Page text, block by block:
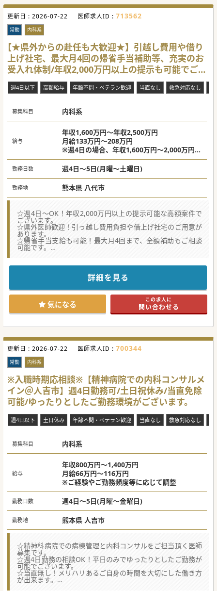
日本の医療が医療従事者の自己犠牲の上に成り立っている現
状や、医療のIT化、地域連携の課題を解決するため、「理想
の地域医療を創りつづける」ことをミッションとして掲げ、
在宅医療に着目しています。
2025年5月の段階で、一都三県に7拠点を展開しています
が、今後の展望として、2026年には5院以上の新規開院を予
定しており、組織拡大に伴う社内制度の強化も進めていま
す。
地域ごとに「核」となるクリニックを展開し、その地域の文
化やニーズに合った最適な医療・療養環境を提供すること
で、理想の地域医療のモデルケースを増やしていくことを目
指しています。
■ 在宅医療に対するやりがいや面白さ、そして未経験の医師
在宅医療は、患者さんの「生き方」や「旅立ち」に深く関わ
れる、非常に大きなやりがいを感じられる分野です。
病院では難しかった「最後にお風呂に入りたい」や「車椅子
でお散歩に行きたい」といった患者さんやご家族の切実な願
いを、多職種と連携しながら実現できる喜びがあります。
単なる診療行為を超え、誰かの人生の最終章に深く寄り添
い、患者さんにとっての「ベスト」を見極めて最適な医療を
コーディネートしていくことは、在宅医療だからこそ得られ
る貴重な経験です。
また、地域の事業者や施設との信頼関係を築くための営業活
動を通じて、ご紹介いただける患者さんの数が増えていくこ
とを実感できるのも大きな達成感に繋がります。
管理医師としての働き方は柔軟で、診療業務に加えて、スタ
ビジネス的な業務にも挑戦できるため、新しいキャリアを築
いていくことが可能です。
実際にこれらの業務を未経験で入職した管理医師は「同年
代・同じ立場の医師と比較して、よりハイレベルなマネジメ
ントができるようになる」という目標を意識しチャレンジし
たことで、成長を実感されています。
訪問診療の経験がない方もご安心ください。
業務に慣れていただけるよう、充実したサポート体制と段階
的な育成プログラムを設けています。
入職時には研修プログラムに加え、他院見学やメンター医師
験からスタートし、活躍しています。
チャットツールやオンライン面談を活用していつでも相談で
きる環境が整っており、代表理事や理事自らが訪問同行や困
難事例の相談に対応するなど、手厚い支援があります。
を持つ多職種のメンバーから的確なアドバイスを受けなが
一般社団法人誠創会には、管理医師として新規立ち上げに挑
戦したい、専門医師として研鑽を積みたい、組織のマネジメ
ントや経営に参画したいといった希望を叶えることができ
る、多様なキャリアパスも用意されています。
「治す医療」だけでなく、「患者さんに寄り添う医療」に挑
戦したいという情熱をお持ちの方、そして「理想の地域医療
を創りつづける」という法人の目指す方向性に共感いただけ
る方、ぜひ一度、あさがおクリニックの見学にお越しくださ
い。
【具体的な医療機関情報】
■週3日からの時短勤務や土日休みなど柔軟な調整が可能で
あり、子育て中の医師もキャリアを継続できる環境がありま
■夜間のオンコール対応は外注しているため、対応は基本無
くオンとオフの切り替えを明確にした働き方が可能です。
■医療DXを積極的に導入して経営の効率化を図ることで、医
師の残業削減と業界内でも高水準の給与体系を両立していま
す。
【職場環境と雰囲気】
■医師と看護師に加えて専任ドライバーが同行する3員体制
を基本とし、多職種が密に連携するチーム医療を実践してい
ます。
■ICTや音声入力によるカルテ作成自動化を推進しており、
事務作業の負担を軽減し診療に専念できる環境が整っていま
す。
■30代の院長を中心に風通しの良い組織文化が醸成されてお
す。
【募集背景】
■地域に根差した病院との強固な連携体制から、初月から見
込まれる多くの患者様へ対応するため、2名目の常勤医師を
募集しております。
■全国的な拠点拡大を見据えた組織強化を図っており、将来
更新日 : 2026-07-22 医師求人ID : 713562
常勤 内科系
【★県外からの赴任も大歓迎★】引越し費用や借り
上げ社宅、最大月4回の帰省手当補助等、充実のお
受入れ体制/年収2,000万円以上の提示も可能でござ
います。
週4日以下 高額給与 年齢不問・ベテラン歓迎 当直なし 救急対応なし
募集科目 内科系
給与
年収1,600万円～年収2,500万円
月給133万円～208万円
※週4日の場合、年収1,600万円～2,000万円
※週5日の場合、年収2,000万円～2,500万円
勤務日数 週4日～5日(月曜～土曜日)
勤務地 熊本県 八代市
☆週4日～OK！年収2,000万円以上の提示可能な高額案件で
ございます。
☆県外医師歓迎！引っ越し費用負担や借上げ社宅のご用意が
あります。
☆帰省手当支給も可能！最大月4回まで、全額補助もご相談
可能です。
■地域医療の要として多様な内科疾患に対応するため、診療
体制のさらなる充実と強化を目的とした医師募集です。
■救急対応や当直業務を伴わない安定したご勤務環境で、中
長期的なご勤務をいただける方を求めております。
■専門医資格の有無を問わず、幅広い臨床経験を持つベテラ
ンの先生方にもご活躍いただける環境です。
【職場環境と雰囲気】
る先生の住環境をしっかりとサポートする体制がございま
す。
■最大月4回の帰省手当全額補助など、週末はご自宅で過ご
される遠方の先生に最適な支援が整っております。
■CTや内視鏡などの充実した医療機器を備える有床のクリニ
ックで、複数の医師が連携して診療を担っております。
【やりがい】
■高額な給与水準でのご提示が可能であり、先生がこれまで
に培われた豊かな臨床経験を確実に評価いたします。
■地域住民の健康維持に直結する医療を提供し、患者様から
の感謝と信頼を直接感じられるお仕事でございます。
療活動と穏やかな私生活の両立が実現可能な環境です。
詳細を見る
気になる この求人に
問い合わせる
更新日 : 2026-07-22 医師求人ID : 700344
常勤 内科系
※入職時期応相談※【精神病院での内科コンサルメ
イン＠人吉市】週4日勤務可/土日祝休み/当直免除
可能/ゆったりとしたご勤務環境がございます。
週4日以下 土日休み 年齢不問・ベテラン歓迎 当直なし 救急対応なし
募集科目 内科系
給与
年収800万円～1,400万円
月給66万円～116万円
※ご経験やご勤務頻度等に応じて調整
勤務日数 週4日～5日(月曜～金曜日)
勤務地 熊本県 人吉市
☆精神科病院での病棟管理と内科コンサルをご担当頂く医師
募集です。
☆週4日勤務の相談OK！平日のみでゆったりとしたご勤務が
可能でございます。
☆当直無し！メリハリあるご自身の時間を大切にした働き方
が出来ます。